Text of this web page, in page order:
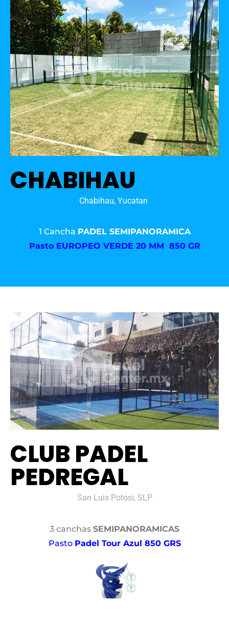
CHABIHAU
Chabihau, Yucatan
1 Cancha PADEL SEMIPANORAMICA
Pasto EUROPEO VERDE 20 MM 850 GR
CLUB PADEL
PEDREGAL
San Luis Potosi, SLP
3 canchas SEMIPANORAMICAS
Pasto Padel Tour Azul 850 GRS